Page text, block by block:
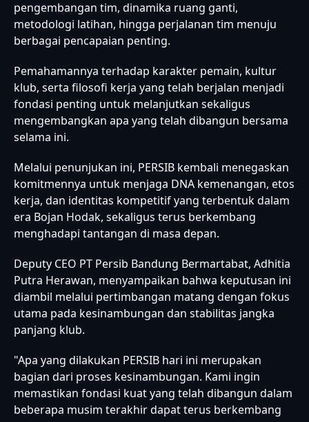
pengembangan tim, dinamika ruang ganti,
metodologi latihan, hingga perjalanan tim menuju
berbagai pencapaian penting.
Pemahamannya terhadap karakter pemain, kultur
klub, serta filosofi kerja yang telah berjalan menjadi
fondasi penting untuk melanjutkan sekaligus
mengembangkan apa yang telah dibangun bersama
selama ini.
Melalui penunjukan ini, PERSIB kembali menegaskan
komitmennya untuk menjaga DNA kemenangan, etos
kerja, dan identitas kompetitif yang terbentuk dalam
era Bojan Hodak, sekaligus terus berkembang
menghadapi tantangan di masa depan.
Deputy CEO PT Persib Bandung Bermartabat, Adhitia
Putra Herawan, menyampaikan bahwa keputusan ini
diambil melalui pertimbangan matang dengan fokus
utama pada kesinambungan dan stabilitas jangka
panjang klub.
"Apa yang dilakukan PERSIB hari ini merupakan
bagian dari proses kesinambungan. Kami ingin
memastikan fondasi kuat yang telah dibangun dalam
beberapa musim terakhir dapat terus berkembang